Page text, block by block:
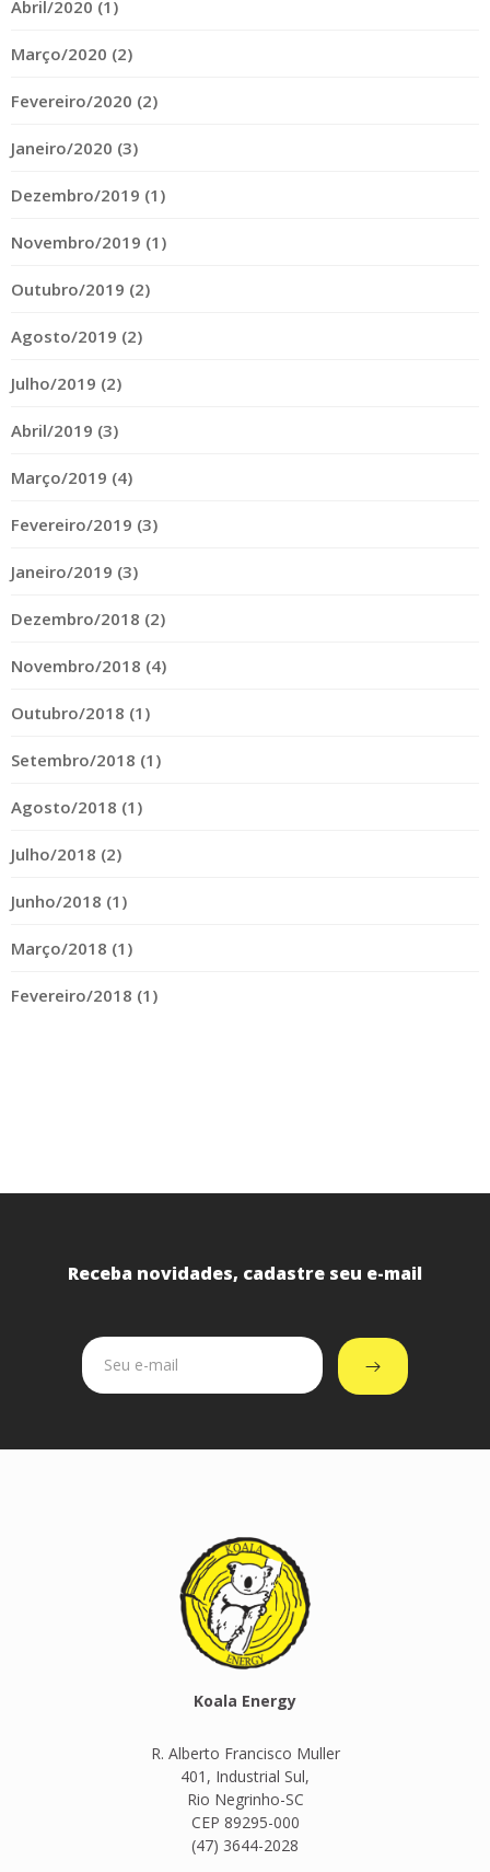
Abril/2020 (1)
Março/2020 (2)
Fevereiro/2020 (2)
Janeiro/2020 (3)
Dezembro/2019 (1)
Novembro/2019 (1)
Outubro/2019 (2)
Agosto/2019 (2)
Julho/2019 (2)
Abril/2019 (3)
Março/2019 (4)
Fevereiro/2019 (3)
Janeiro/2019 (3)
Dezembro/2018 (2)
Novembro/2018 (4)
Outubro/2018 (1)
Setembro/2018 (1)
Agosto/2018 (1)
Julho/2018 (2)
Junho/2018 (1)
Março/2018 (1)
Fevereiro/2018 (1)
Receba novidades, cadastre seu e-mail
Koala Energy
R. Alberto Francisco Muller
401, Industrial Sul,
Rio Negrinho-SC
CEP 89295-000
(47) 3644-2028